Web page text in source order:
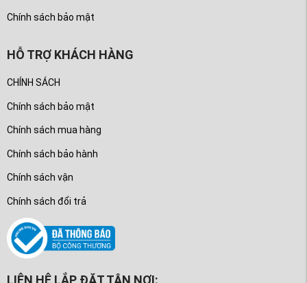
Chính sách bảo mật
HỖ TRỢ KHÁCH HÀNG
CHÍNH SÁCH
Chính sách bảo mật
Chính sách mua hàng
Chính sách bảo hành
Chính sách vận
Chính sách đổi trả